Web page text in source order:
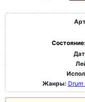
Состояние:
Жанры: Drum